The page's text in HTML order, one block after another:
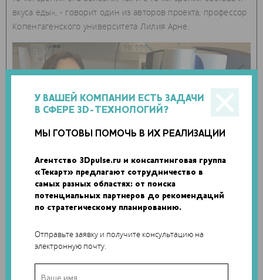
У ВАШЕЙ КОМПАНИИ ЕСТЬ ЗАДАЧИ
В СФЕРЕ 3D-ТЕХНОЛОГИЙ?
МЫ ГОТОВЫ ПОМОЧЬ В ИХ РЕАЛИЗАЦИИ
Агентство 3Dpulse.ru и консалтинговая группа
«Текарт» предлагают сотрудничество в
самых разных областях: от поиска
потенциальных партнеров до рекомендаций
по стратегическому планированию.
Отправьте заявку и получите консультацию на
электронную почту.
вкуса еды», - говорит один из авторов проекта, профессор
Копенгагенского университета Лилия Арне.
Университетской больнице Ольборг. Ученые ожидают,
что «аддитивная еда» дополнит стандартный рацион,